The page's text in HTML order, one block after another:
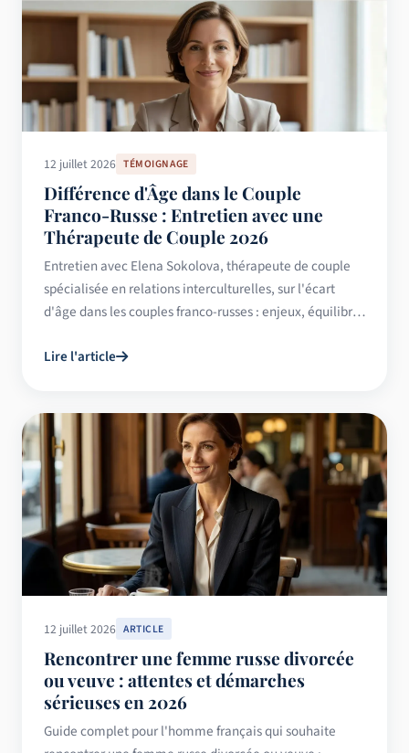
12 juillet 2026 TÉMOIGNAGE
Différence d'Âge dans le Couple
Franco-Russe : Entretien avec une
Thérapeute de Couple 2026
Entretien avec Elena Sokolova, thérapeute de couple
spécialisée en relations interculturelles, sur l'écart
d'âge dans les couples franco-russes : enjeux, équilibre,
Lire l'article
12 juillet 2026 ARTICLE
Rencontrer une femme russe divorcée
ou veuve : attentes et démarches
sérieuses en 2026
Guide complet pour l'homme français qui souhaite